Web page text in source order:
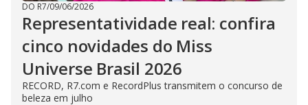
DO R7/09/06/2026
Representatividade real: confira
cinco novidades do Miss
Universe Brasil 2026
RECORD, R7.com e RecordPlus transmitem o concurso de
beleza em julho